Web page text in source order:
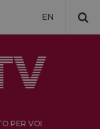
EN
PER VOI